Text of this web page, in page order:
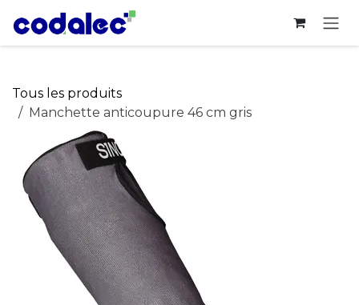
Se rendre au contenu
Tous les produits
Manchette anticoupure 46 cm gris